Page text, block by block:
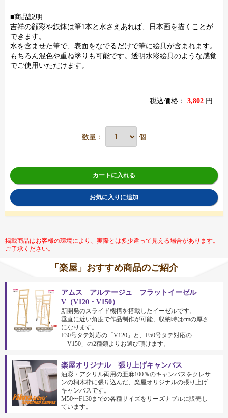
■商品説明
吉祥の顔彩や鉄鉢は筆1本と水さえあれば、日本画を描くことが
できます。
水を含ませた筆で、表面をなでるだけで筆に絵具が含まれます。
もちろん混色や重ね塗りも可能です。透明水彩絵具のような感覚
でご使用いただけます。
税込価格： 3,802 円
数量： 個
カートに入れる
お気に入りに追加
掲載商品はお客様の環境により、実際とは多少違って見える場合があります。
ご了承ください。
「楽屋」おすすめ商品のご紹介
アムス アルテージュ フラットイーゼル
V（V120・V150）
新開発のスライド機構を搭載したイーゼルです。
垂直に近い角度で作品制作が可能、収納時はcmの厚さ
になります。
F30号タテ対応の「V120」と、F50号タテ対応の
「V150」の2種類よりお選び頂けます。
楽屋オリジナル 張り上げキャンバス
油彩・アクリル両用の亜麻100％のキャンバスをクレサ
ンの桐木枠に張り込んだ、楽屋オリジナルの張り上げ
キャンバスです。
M50〜F130までの各種サイズをリーズナブルに販売し
ています。